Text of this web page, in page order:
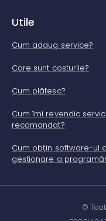
Utile
Cum adaug service?
Care sunt costurile?
Cum plătesc?
Cum îmi revendic
recomandat?
Cum obțin software-ul
gestionare a
©